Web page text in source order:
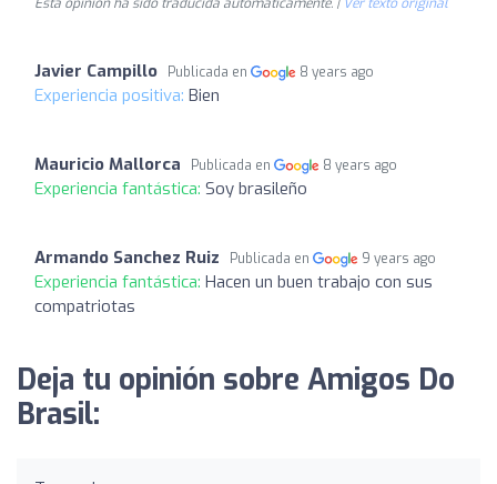
Javier Campillo Publicada en 8 years ago
Experiencia positiva: Bien
Mauricio Mallorca Publicada en 8 years ago
Experiencia fantástica: Soy brasileño
Armando Sanchez Ruiz Publicada en 9 years ago
Experiencia fantástica: Hacen un buen trabajo con sus
compatriotas
Deja tu opinión sobre Amigos Do
Brasil: